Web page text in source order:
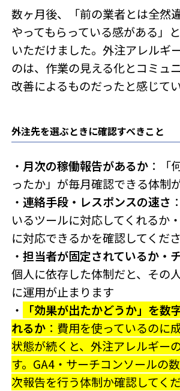
数ヶ月後、「前の業者とは全然
やってもらっている感がある」
いただけました。外注アレルギ
のは、作業の見える化とコミュ
改善によるものだったと感じてい
外注先を選ぶときに確認すべきこと
・ 月次の稼働報告があるか ：「
ったか」が毎月確認できる体制
・連絡手段・レスポンスの速さ
いるツールに対応してくれるか
に対応できるかを確認してくだ
・担当者が固定されているか・
個人に依存した体制だと、その
に運用が止まります
・
「効果が出たかどうか」を数
れるか ：費用を使っているのに
状態が続くと、外注アレルギー
す。GA4・サーチコンソールの
次報告を行う体制か確認してく